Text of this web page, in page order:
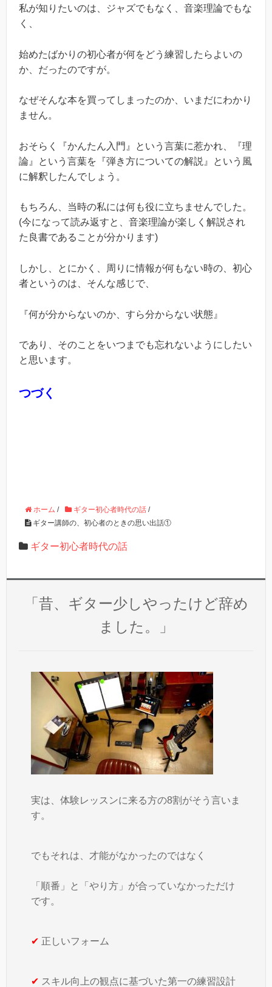
私が知りたいのは、ジャズでもなく、音楽理論でもな
く、
始めたばかりの初心者が何をどう練習したらよいの
か、だったのですが。
なぜそんな本を買ってしまったのか、いまだにわかり
ません。
おそらく『かんたん入門』という言葉に惹かれ、『理
論』という言葉を『弾き方についての解説』という風
に解釈したんでしょう。
もちろん、当時の私には何も役に立ちませんでした。
(今になって読み返すと、音楽理論が楽しく解説され
た良書であることが分かります)
しかし、とにかく、周りに情報が何もない時の、初心
者というのは、そんな感じで、
『何が分からないのか、すら分からない状態』
であり、そのことをいつまでも忘れないようにしたい
と思います。
つづく
ホーム / ギター初心者時代の話 /
ギター講師の、初心者のときの思い出話①
ギター初心者時代の話
「昔、ギター少しやったけど辞め
ました。」
実は、体験レッスンに来る方の8割がそう言いま
す。
でもそれは、才能がなかったのではなく
「順番」と「やり方」が合っていなかっただけ
です。
✔ 正しいフォーム
✔ スキル向上の観点に基づいた第一の練習設計